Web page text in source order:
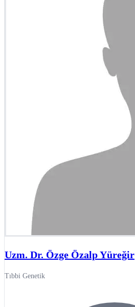
Uzm. Dr. Özge Özalp Yüreğir
Tıbbi Genetik